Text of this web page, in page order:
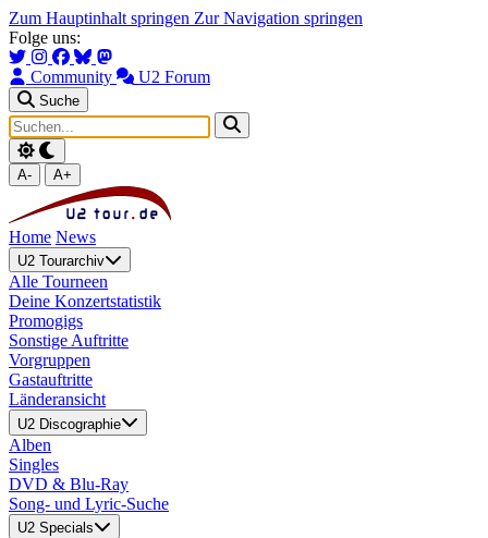
Zum Hauptinhalt springen Zur Navigation springen
Folge uns:
Community U2 Forum
Suche
A- A+
Home News
U2 Tourarchiv
Alle Tourneen
Deine Konzertstatistik
Promogigs
Sonstige Auftritte
Vorgruppen
Gastauftritte
Länderansicht
U2 Discographie
Alben
Singles
DVD & Blu-Ray
Song- und Lyric-Suche
U2 Specials